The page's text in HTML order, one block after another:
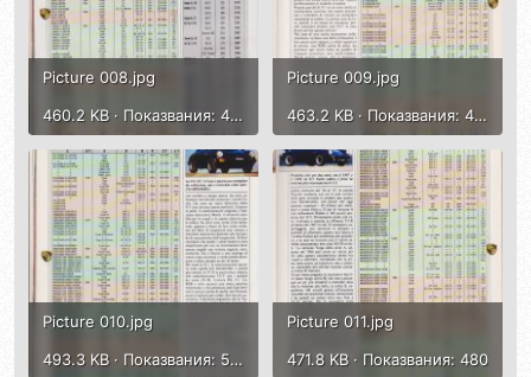
Picture 008.jpg
460.2 KB · Показвания: 483
Picture 009.jpg
463.2 KB · Показвания: 473
Picture 010.jpg
493.3 KB · Показвания: 533
Picture 011.jpg
471.8 KB · Показвания: 480